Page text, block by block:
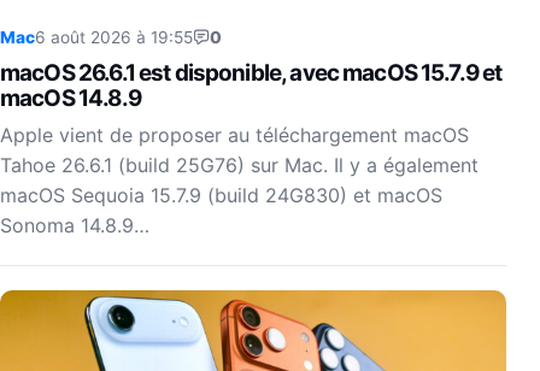
Mac6 août 2026 à 19:55 0
macOS 26.6.1 est disponible, avec macOS 15.7.9 et
macOS 14.8.9
Apple vient de proposer au téléchargement macOS
Tahoe 26.6.1 (build 25G76) sur Mac. Il y a également
macOS Sequoia 15.7.9 (build 24G830) et macOS
Sonoma 14.8.9…